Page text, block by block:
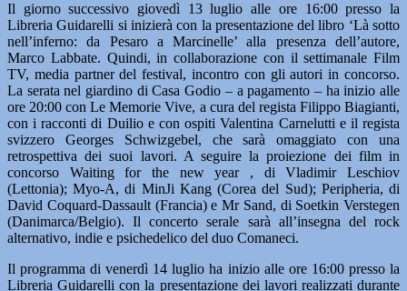
Il giorno successivo giovedì 13 luglio alle ore 16:00 presso la
Libreria Guidarelli si inizierà con la presentazione del libro ‘Là sotto
nell’inferno: da Pesaro a Marcinelle’ alla presenza dell’autore,
Marco Labbate. Quindi, in collaborazione con il settimanale Film
TV, media partner del festival, incontro con gli autori in concorso.
La serata nel giardino di Casa Godio – a pagamento – ha inizio alle
ore 20:00 con Le Memorie Vive, a cura del regista Filippo Biagianti,
con i racconti di Duilio e con ospiti Valentina Carnelutti e il regista
svizzero Georges Schwizgebel, che sarà omaggiato con una
retrospettiva dei suoi lavori. A seguire la proiezione dei film in
concorso Waiting for the new year , di Vladimir Leschiov
(Lettonia); Myo-A, di MinJi Kang (Corea del Sud); Peripheria, di
David Coquard-Dassault (Francia) e Mr Sand, di Soetkin Verstegen
(Danimarca/Belgio). Il concerto serale sarà all’insegna del rock
alternativo, indie e psichedelico del duo Comaneci.
Il programma di venerdì 14 luglio ha inizio alle ore 16:00 presso la
Libreria Guidarelli con la presentazione dei lavori realizzati durante